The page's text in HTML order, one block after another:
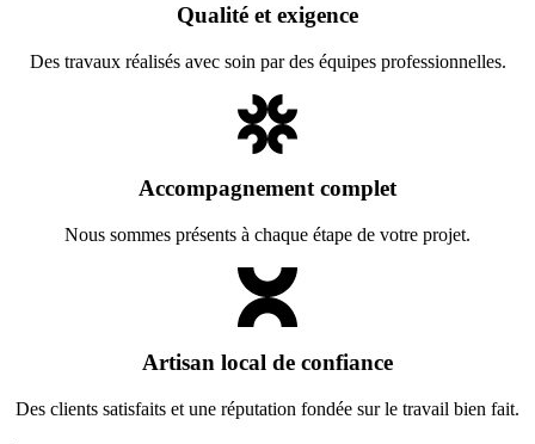
Qualité et exigence
Des travaux réalisés avec soin par des équipes professionnelles.
Accompagnement complet
Nous sommes présents à chaque étape de votre projet.
Artisan local de confiance
Des clients satisfaits et une réputation fondée sur le travail bien fait.